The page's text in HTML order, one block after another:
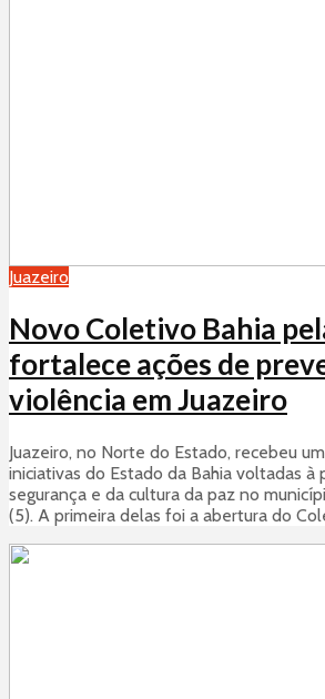
Juazeiro
Novo Coletivo Bahia
fortalece ações de
violência em Juazeiro
Juazeiro, no Norte do Estado, recebeu
iniciativas do Estado da Bahia voltadas à
segurança e da cultura da paz no
(5). A primeira delas foi a abertura do